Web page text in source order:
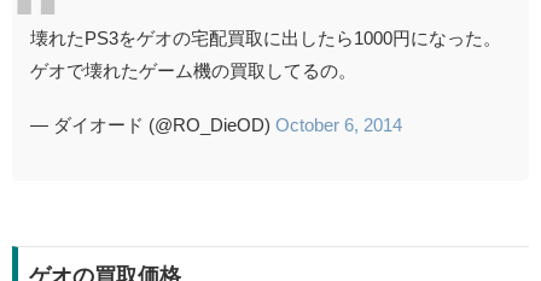
壊れたPS3をゲオの宅配買取に出したら1000円になった。
ゲオで壊れたゲーム機の買取してるの。
— ダイオード (@RO_DieOD) October 6, 2014
ゲオの買取価格